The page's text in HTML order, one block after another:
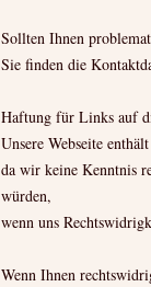
Sollten Ihnen
Sie finden die
Haftung für Links auf
Unsere Webseite
da wir keine Kenntnis
würden,
wenn uns
Wenn Ihnen